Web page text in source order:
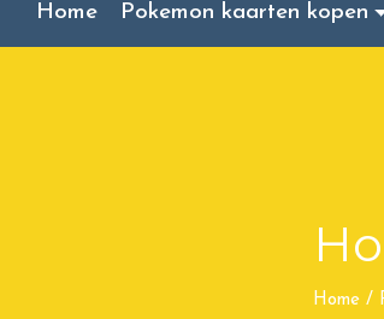
Home Pokemon kaarten kopen
Home /